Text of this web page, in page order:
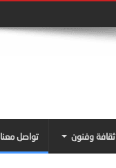
ثقافة وفنون تواصل معنا